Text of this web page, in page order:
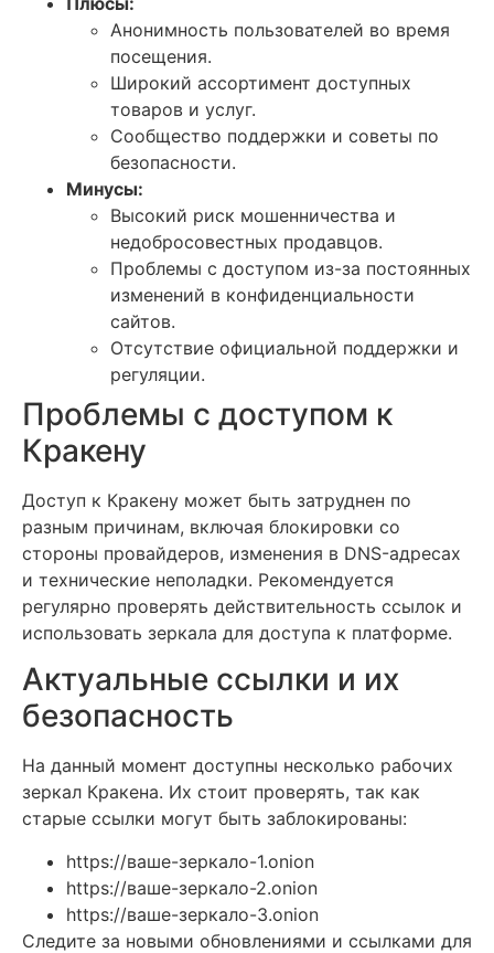
Анонимность пользователей во время
посещения.
Широкий ассортимент доступных
товаров и услуг.
Сообщество поддержки и советы по
безопасности.
Минусы:
Высокий риск мошенничества и
недобросовестных продавцов.
Проблемы с доступом из-за постоянных
изменений в конфиденциальности
сайтов.
Отсутствие официальной поддержки и
регуляции.
Проблемы с доступом к
Кракену
Доступ к Кракену может быть затруднен по
разным причинам, включая блокировки со
стороны провайдеров, изменения в DNS-адресах
и технические неполадки. Рекомендуется
регулярно проверять действительность ссылок и
использовать зеркала для доступа к платформе.
Актуальные ссылки и их
безопасность
На данный момент доступны несколько рабочих
зеркал Кракена. Их стоит проверять, так как
старые ссылки могут быть заблокированы:
https://ваше-зеркало-1.onion
https://ваше-зеркало-2.onion
https://ваше-зеркало-3.onion
Следите за новыми обновлениями и ссылками для